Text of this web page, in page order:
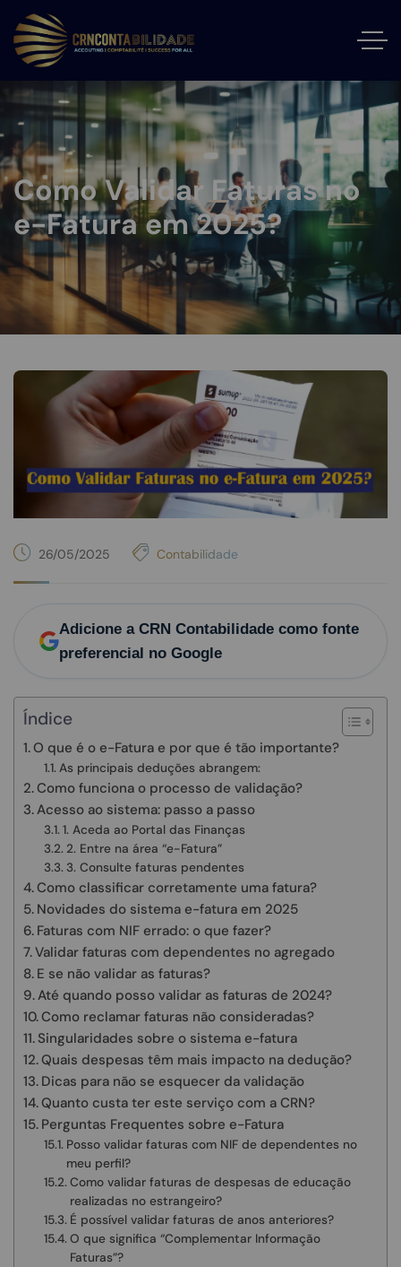
Como Validar Faturas no
e-Fatura em 2025?
26/05/2025 Contabilidade
Adicione a CRN Contabilidade como fonte
preferencial no Google
Índice
O que é o e-Fatura e por que é tão importante?
As principais deduções abrangem:
Como funciona o processo de validação?
Acesso ao sistema: passo a passo
1. Aceda ao Portal das Finanças
2. Entre na área “e-Fatura”
3. Consulte faturas pendentes
Como classificar corretamente uma fatura?
Novidades do sistema e-fatura em 2025
Faturas com NIF errado: o que fazer?
Validar faturas com dependentes no agregado
E se não validar as faturas?
Até quando posso validar as faturas de 2024?
Como reclamar faturas não consideradas?
Singularidades sobre o sistema e-fatura
Quais despesas têm mais impacto na dedução?
Dicas para não se esquecer da validação
Quanto custa ter este serviço com a CRN?
Perguntas Frequentes sobre e-Fatura
Posso validar faturas com NIF de dependentes no
meu perfil?
Como validar faturas de despesas de educação
realizadas no estrangeiro?
É possível validar faturas de anos anteriores?
O que significa “Complementar Informação
Faturas”?